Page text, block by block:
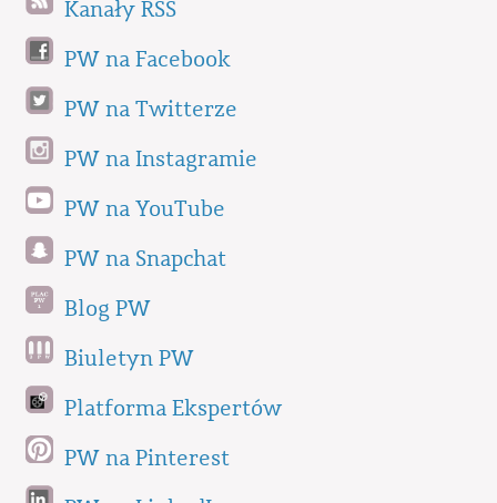
Kanały RSS
PW na Facebook
PW na Twitterze
PW na Instagramie
PW na YouTube
PW na Snapchat
Blog PW
Biuletyn PW
Platforma Ekspertów
PW na Pinterest